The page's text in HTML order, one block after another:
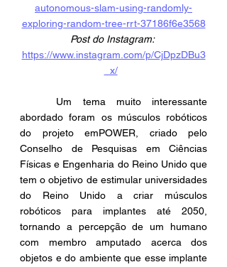
autonomous-slam-using-randomly-
exploring-random-tree-rrt-37186f6e3568
Post do Instagram:
https://www.instagram.com/p/CjDpzDBu3
_x/
abordado foram os músculos robóticos
do projeto emPOWER, criado pelo
Conselho de Pesquisas em Ciências
Físicas e Engenharia do Reino Unido que
tem o objetivo de estimular universidades
do Reino Unido a criar músculos
robóticos para implantes até 2050,
tornando a percepção de um humano
com membro amputado acerca dos
objetos e do ambiente que esse implante